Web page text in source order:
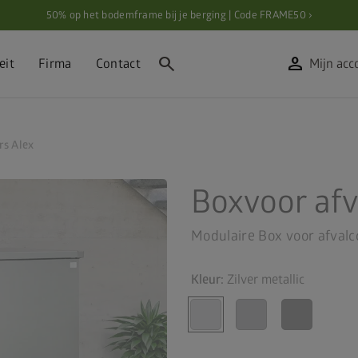
50% op het bodemframe bij je berging | Code FRAME50 ›
Firma Contact search person Mijn
Alex
Boxvoor
Modulaire Box voor
Kleur: Zilver metallic